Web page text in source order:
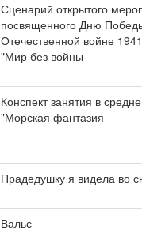
Сценарий открытого
посвященного Дню
Отечественной войне
"Мир без войны
Конспект занятия в
"Морская фантазия
Прадедушку я видела во
Вальс